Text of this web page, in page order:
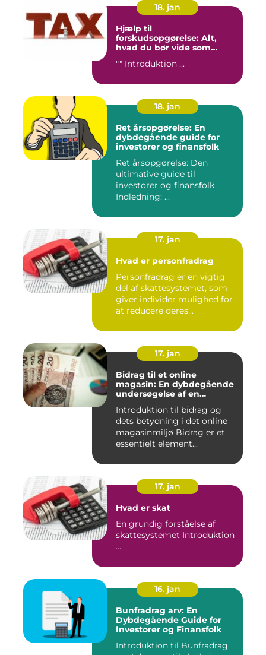
18. jan
Hjælp til
forskudsopgørelse: Alt,
hvad du bør vide som
"" Introduktion ...
18. jan
Ret årsopgørelse: En
dybdegående guide for
investorer og finansfolk
Ret årsopgørelse: Den
ultimative guide til
investorer og finansfolk
Indledning: ...
17. jan
Hvad er personfradrag
Personfradrag er en vigtig
del af skattesystemet, som
giver individer mulighed for
at reducere deres...
17. jan
Bidrag til et online
magasin: En dybdegående
undersøgelse af en
udgivelser
Introduktion til bidrag og
dets betydning i det online
magasinmiljø Bidrag er et
essentielt element...
17. jan
Hvad er skat
En grundig forståelse af
skattesystemet Introduktion
...
16. jan
Bunfradrag arv: En
Dybdegående Guide for
Investorer og Finansfolk
Introduktion til Bunfradrag